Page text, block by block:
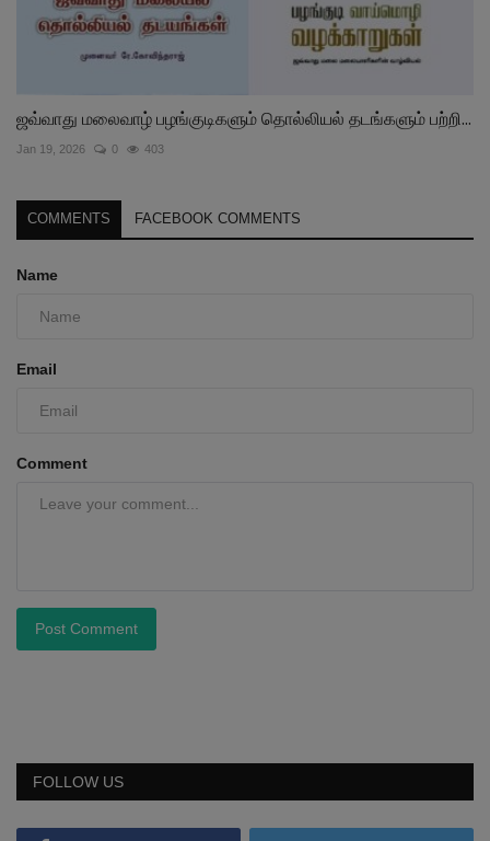
ஜவ்வாது மலைவாழ் பழங்குடிகளும் தொல்லியல் தடங்களும் பற்றி...
Jan 19, 2026 0 403
COMMENTS FACEBOOK COMMENTS
Name
Email
Comment
Post Comment
FOLLOW US